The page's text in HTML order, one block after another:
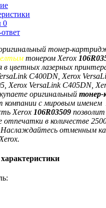
0
тонер-
тонером Xerоx
в цветных лазерных
C400DN, Xerox
Xerox VersaLink C405DN,
оригинальный
компании с мировым именем
Xerоx 106R03509
отпечатки в количестве
отменным